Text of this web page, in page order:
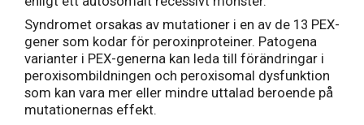
Syndromet orsakas av mutationer i en av de 13 PEX-
gener som kodar för peroxinproteiner. Patogena
varianter i PEX-generna kan leda till förändringar i
peroxisombildningen och peroxisomal dysfunktion
som kan vara mer eller mindre uttalad beroende på
mutationernas effekt.